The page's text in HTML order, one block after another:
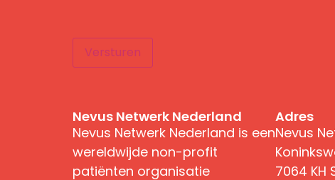
Versturen
Nevus Netwerk Nederland
Nevus Netwerk Nederland is een
wereldwijde non-profit
patiënten organisatie
Adres
Nevus
7064 KH